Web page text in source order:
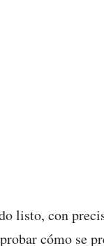
listo, con
cómo se